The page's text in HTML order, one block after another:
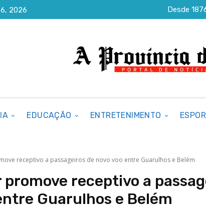
2026 Desde
EDUCAÇÃO ENTRETENIMENTO
receptivo a passageiros de novo voo entre Guarulhos e Belém
promove receptivo a
Guarulhos e Belém